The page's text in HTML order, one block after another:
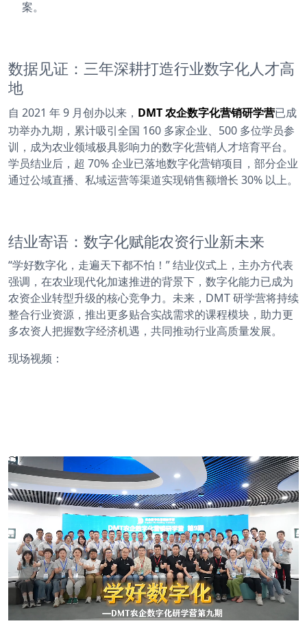
案。
数据见证：三年深耕打造行业数字化人才高
地
自 2021 年 9 月创办以来， DMT 农企数字化营销研学营已成
功举办九期，累计吸引全国 160 多家企业、500 多位学员参
训，成为农业领域极具影响力的数字化营销人才培育平台。
学员结业后，超 70% 企业已落地数字化营销项目，部分企业
通过公域直播、私域运营等渠道实现销售额增长 30% 以上。
结业寄语：数字化赋能农资行业新未来
“学好数字化，走遍天下都不怕！” 结业仪式上，主办方代表
强调，在农业现代化加速推进的背景下，数字化能力已成为
农资企业转型升级的核心竞争力。未来，DMT 研学营将持续
整合行业资源，推出更多贴合实战需求的课程模块，助力更
多农资人把握数字经济机遇，共同推动行业高质量发展。
现场视频：